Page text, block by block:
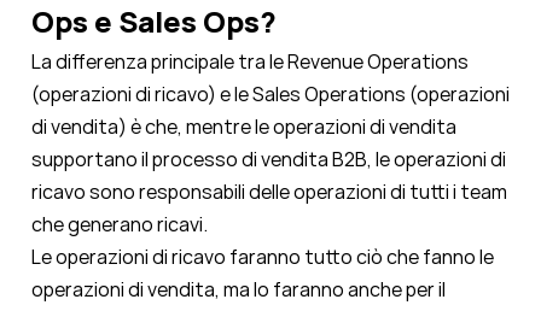
Ops e Sales Ops?
La differenza principale tra le Revenue Operations
(operazioni di ricavo) e le Sales Operations (operazioni
di vendita) è che, mentre le operazioni di vendita
supportano il processo di vendita B2B, le operazioni di
ricavo sono responsabili delle operazioni di tutti i team
che generano ricavi.
Le operazioni di ricavo faranno tutto ciò che fanno le
operazioni di vendita, ma lo faranno anche per il